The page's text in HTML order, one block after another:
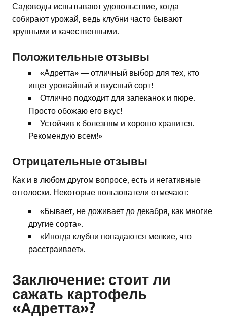
Садоводы испытывают удовольствие, когда
собирают урожай, ведь клубни часто бывают
крупными и качественными.
Положительные отзывы
«Адретта» — отличный выбор для тех, кто
ищет урожайный и вкусный сорт!
Отлично подходит для запеканок и пюре.
Просто обожаю его вкус!
Устойчив к болезням и хорошо хранится.
Рекомендую всем!»
Отрицательные отзывы
Как и в любом другом вопросе, есть и негативные
отголоски. Некоторые пользователи отмечают:
«Бывает, не доживает до декабря, как многие
другие сорта».
«Иногда клубни попадаются мелкие, что
расстраивает».
Заключение: стоит ли
сажать картофель
«Адретта»?